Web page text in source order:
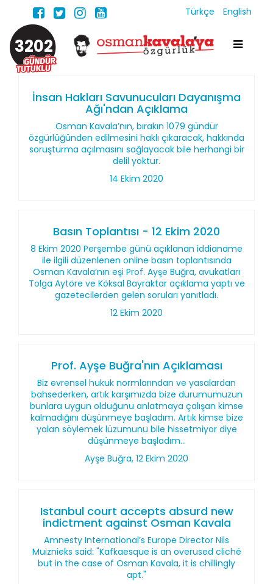
Türkçe English
3202
İnsan Hakları Savunucuları Dayanışma
Ağı'ndan Açıklama
Osman Kavala’nın, bırakın 1079 gündür
özgürlüğünden edilmesini haklı çıkaracak, hakkında
soruşturma açılmasını sağlayacak bile herhangi bir
delil yoktur.
14 Ekim 2020
Basın Toplantısı - 12 Ekim 2020
8 Ekim 2020 Perşembe günü açıklanan iddianame
ile ilgili düzenlenen online basın toplantısında
Osman Kavala’nın eşi Prof. Ayşe Buğra, avukatları
Tolga Aytöre ve Köksal Bayraktar açıklama yaptı ve
gazetecilerden gelen soruları yanıtladı.
12 Ekim 2020
Prof. Ayşe Buğra'nın Açıklaması
Biz evrensel hukuk normlarından ve yasalardan
bahsederken, artık karşımızda bize durumumuzun
bunlara uygun olduğunu anlatmaya çalışan kimse
kalmadığını düşünmeye başladım. Artık kimse bize
yalan söylemek lüzumunu bile hissetmiyor diye
düşünmeye başladım...
Ayşe Buğra, 12 Ekim 2020
Istanbul court accepts absurd new
indictment against Osman Kavala
Amnesty International’s Europe Director Nils
Muiznieks said: "Kafkaesque is an overused cliché
but in the case of Osman Kavala, it is chillingly
apt."